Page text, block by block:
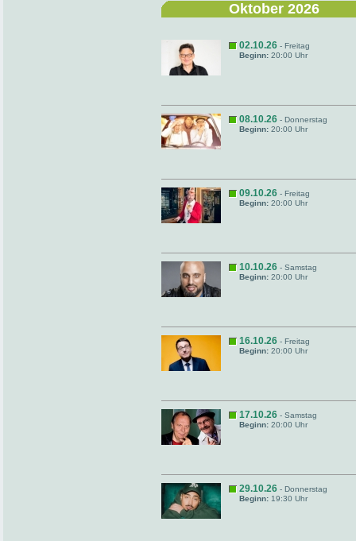
Oktober 2026
02.10.26 - Freitag
Beginn: 20:00 Uhr
08.10.26 - Donnerstag
Beginn: 20:00 Uhr
09.10.26 - Freitag
Beginn: 20:00 Uhr
10.10.26 - Samstag
Beginn: 20:00 Uhr
16.10.26 - Freitag
Beginn: 20:00 Uhr
17.10.26 - Samstag
Beginn: 20:00 Uhr
29.10.26 - Donnerstag
Beginn: 19:30 Uhr